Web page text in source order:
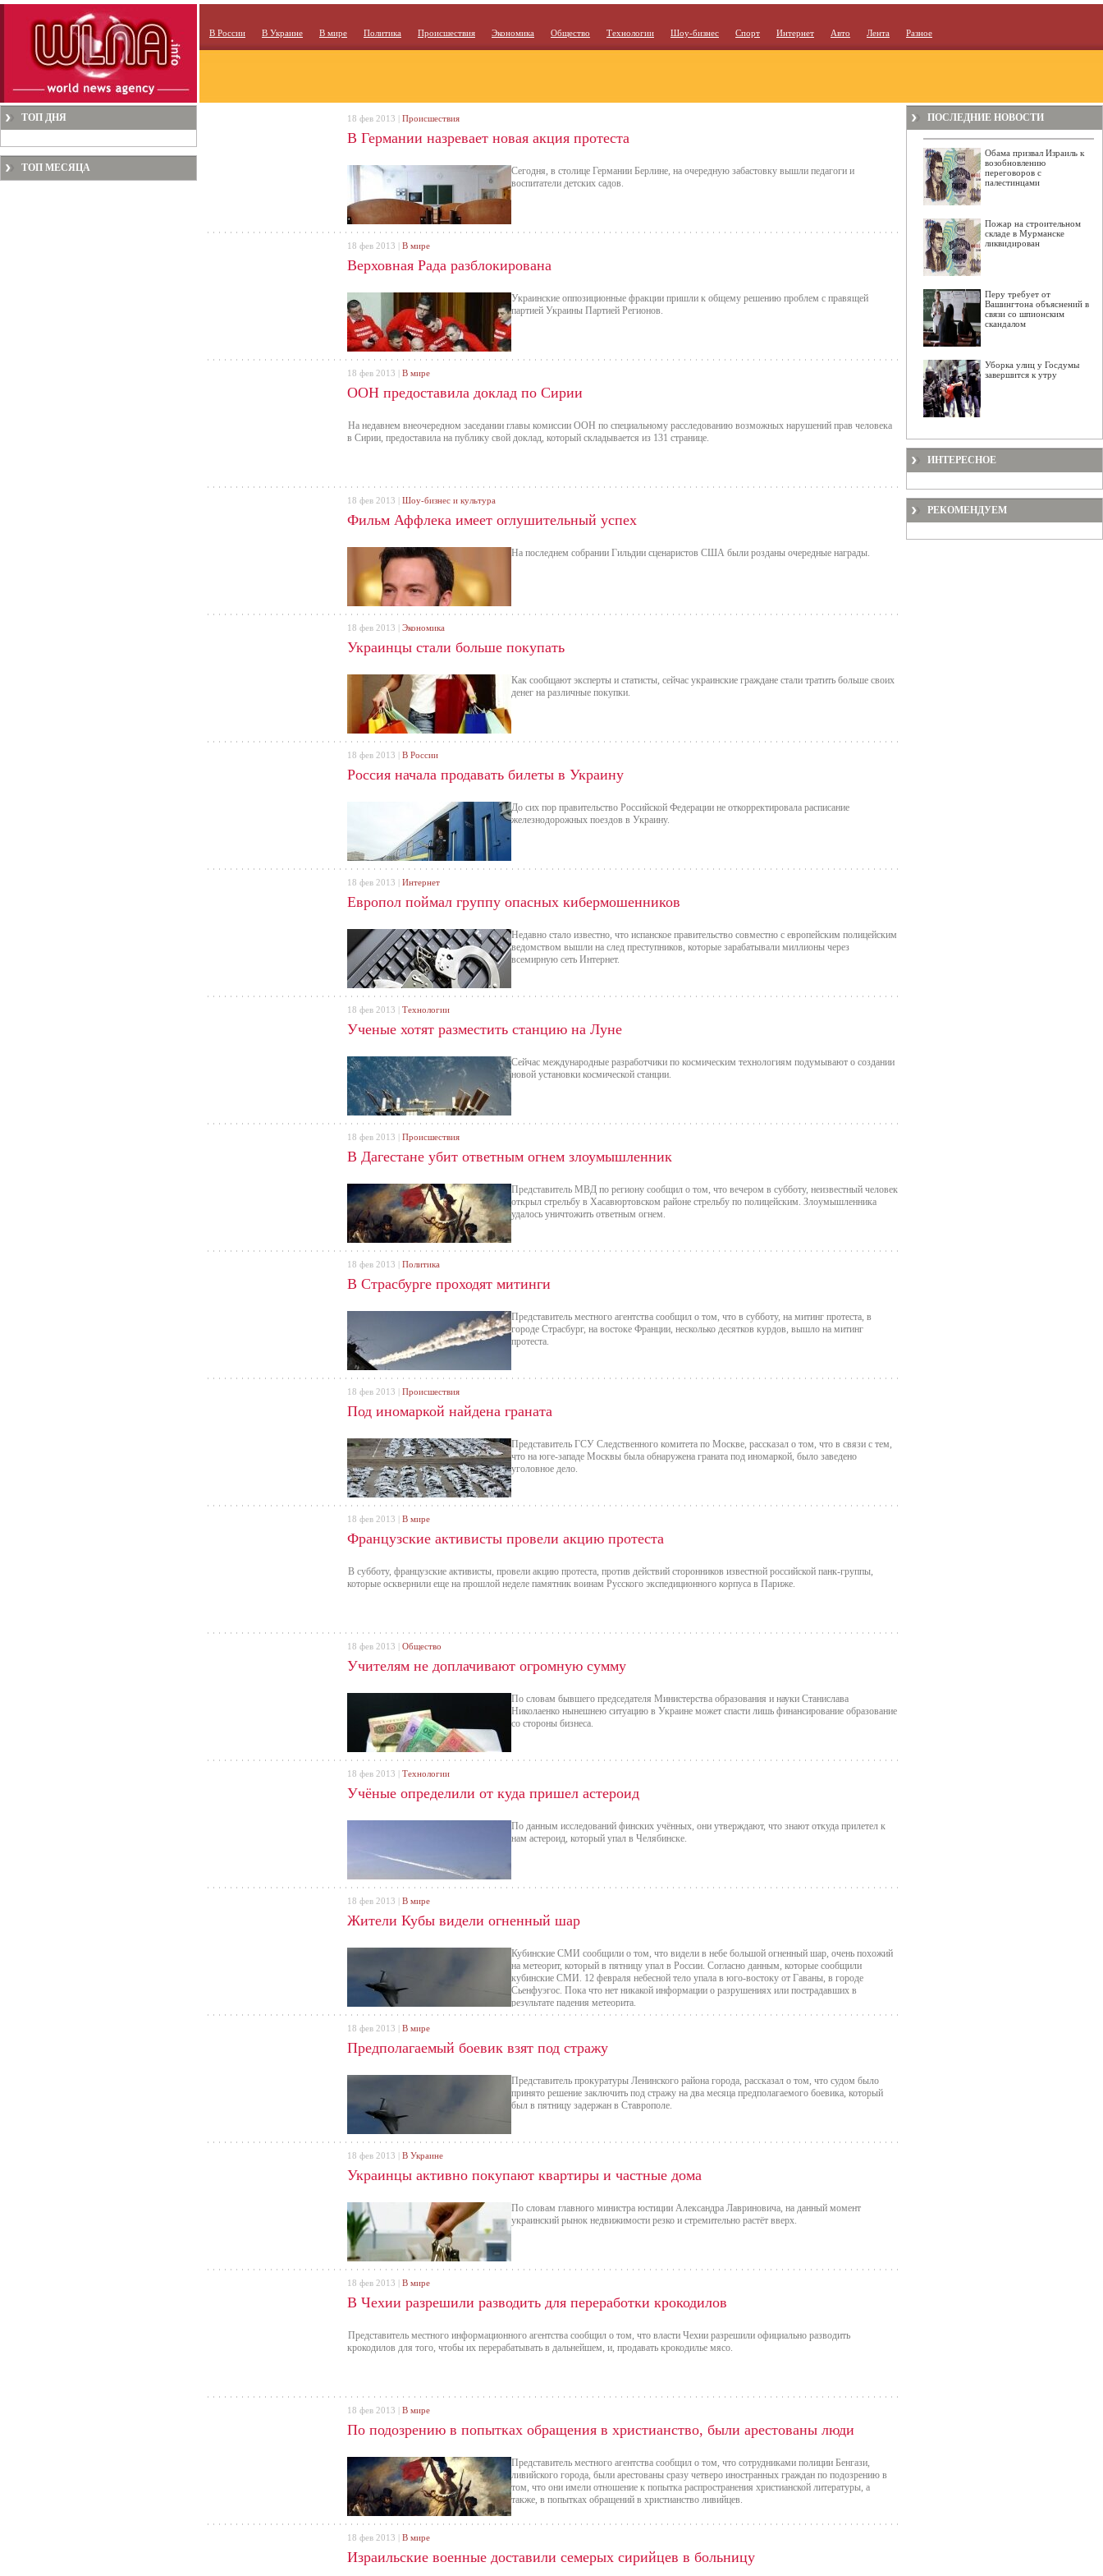
В России В Украине В мире Политика Происшествия Экономика Общество Технологии Шоу-бизнес Спорт Интернет Авто Лента Разное
ТОП ДНЯ
ТОП МЕСЯЦА
В Германии назревает новая акция протеста
Сегодня, в столице Германии Берлине, на очередную забастовку вышли педагоги и
воспитатели детских садов.
18 фев 2013 | Происшествия
Верховная Рада разблокирована
Украинские оппозиционные фракции пришли к общему решению проблем с правящей
партией Украины Партией Регионов.
18 фев 2013 | В мире
ООН предоставила доклад по Сирии
На недавнем внеочередном заседании главы комиссии ООН по специальному расследованию возможных нарушений прав человека
в Сирии, предоставила на публику свой доклад, который складывается из 131 странице.
18 фев 2013 | В мире
Фильм Аффлека имеет оглушительный успех
На последнем собрании Гильдии сценаристов США были розданы очередные награды.
18 фев 2013 | Шоу-бизнес и культура
Украинцы стали больше покупать
Как сообщают эксперты и статисты, сейчас украинские граждане стали тратить больше своих
денег на различные покупки.
18 фев 2013 | Экономика
Россия начала продавать билеты в Украину
До сих пор правительство Российской Федерации не откорректировала расписание
железнодорожных поездов в Украину.
18 фев 2013 | В России
Европол поймал группу опасных кибермошенников
Недавно стало известно, что испанское правительство совместно с европейским полицейским
ведомством вышли на след преступников, которые зарабатывали миллионы через
всемирную сеть Интернет.
18 фев 2013 | Интернет
Ученые хотят разместить станцию на Луне
Сейчас международные разработчики по космическим технологиям подумывают о создании
новой установки космической станции.
18 фев 2013 | Технологии
В Дагестане убит ответным огнем злоумышленник
Представитель МВД по региону сообщил о том, что вечером в субботу, неизвестный человек
открыл стрельбу в Хасавюртовском районе стрельбу по полицейским. Злоумышленника
удалось уничтожить ответным огнем.
18 фев 2013 | Происшествия
В Страсбурге проходят митинги
Представитель местного агентства сообщил о том, что в субботу, на митинг протеста, в
городе Страсбург, на востоке Франции, несколько десятков курдов, вышло на митинг
протеста.
18 фев 2013 | Политика
Под иномаркой найдена граната
Представитель ГСУ Следственного комитета по Москве, рассказал о том, что в связи с тем,
что на юге-западе Москвы была обнаружена граната под иномаркой, было заведено
уголовное дело.
18 фев 2013 | Происшествия
Французские активисты провели акцию протеста
В субботу, французские активисты, провели акцию протеста, против действий сторонников известной российской панк-группы,
которые осквернили еще на прошлой неделе памятник воинам Русского экспедиционного корпуса в Париже.
18 фев 2013 | В мире
Учителям не доплачивают огромную сумму
По словам бывшего председателя Министерства образования и науки Станислава
Николаенко нынешнею ситуацию в Украине может спасти лишь финансирование образование
со стороны бизнеса.
18 фев 2013 | Общество
Учёные определили от куда пришел астероид
По данным исследований финских учённых, они утверждают, что знают откуда прилетел к
нам астероид, который упал в Челябинске.
18 фев 2013 | Технологии
Жители Кубы видели огненный шар
Кубинские СМИ сообщили о том, что видели в небе большой огненный шар, очень похожий
на метеорит, который в пятницу упал в России. Согласно данным, которые сообщили
кубинские СМИ. 12 февраля небесной тело упала в юго-востоку от Гаваны, в городе
Сьенфуэгос. Пока что нет никакой информации о разрушениях или пострадавших в
результате падения метеорита.
18 фев 2013 | В мире
Предполагаемый боевик взят под стражу
Представитель прокуратуры Ленинского района города, рассказал о том, что судом было
принято решение заключить под стражу на два месяца предполагаемого боевика, который
был в пятницу задержан в Ставрополе.
18 фев 2013 | В мире
Украинцы активно покупают квартиры и частные дома
По словам главного министра юстиции Александра Лавриновича, на данный момент
украинский рынок недвижимости резко и стремительно растёт вверх.
18 фев 2013 | В Украине
В Чехии разрешили разводить для переработки крокодилов
Представитель местного информационного агентства сообщил о том, что власти Чехии разрешили официально разводить
крокодилов для того, чтобы их перерабатывать в дальнейшем, и, продавать крокодилье мясо.
18 фев 2013 | В мире
По подозрению в попытках обращения в христианство, были арестованы люди
Представитель местного агентства сообщил о том, что сотрудниками полиции Бенгази,
ливийского города, были арестованы сразу четверо иностранных граждан по подозрению в
том, что они имели отношение к попытка распространения христианской литературы, а
также, в попытках обращений в христианство ливийцев.
18 фев 2013 | В мире
Израильские военные доставили семерых сирийцев в больницу
18 фев 2013 | В мире
ПОСЛЕДНИЕ НОВОСТИ
Обама призвал Израиль к
возобновлению
переговоров с
палестинцами
Пожар на строительном
складе в Мурманске
ликвидирован
Перу требует от
Вашингтона объяснений в
связи со шпионским
скандалом
Уборка улиц у Госдумы
завершится к утру
ИНТЕРЕСНОЕ
РЕКОМЕНДУЕМ